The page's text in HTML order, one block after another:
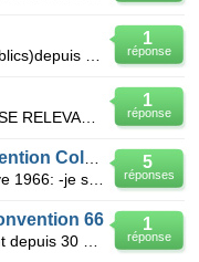
1
réponse
1
réponse
5
réponses
1
réponse
66